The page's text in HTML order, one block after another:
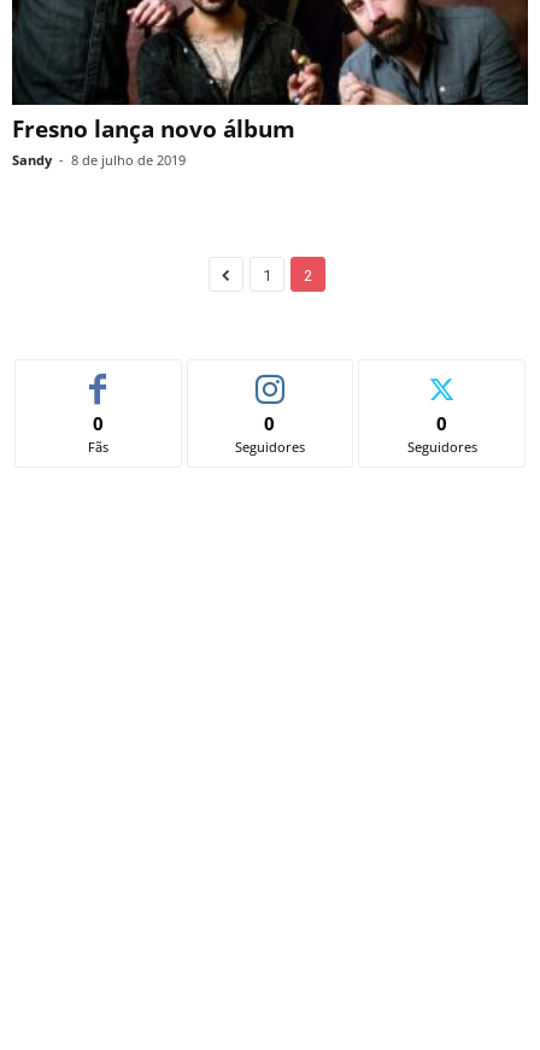
Fresno lança novo álbum
Sandy - 8 de julho de 2019
1 2
0
Fãs
0
Seguidores
0
Seguidores